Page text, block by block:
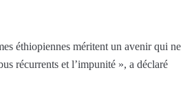
éthiopiennes méritent un avenir qui ne
récurrents et l’impunité », a déclaré